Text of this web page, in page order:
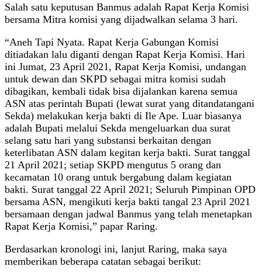
Salah satu keputusan Banmus adalah Rapat Kerja Komisi
bersama Mitra komisi yang dijadwalkan selama 3 hari.
“Aneh Tapi Nyata. Rapat Kerja Gabungan Komisi
ditiadakan lalu diganti dengan Rapat Kerja Komisi. Hari
ini Jumat, 23 April 2021, Rapat Kerja Komisi, undangan
untuk dewan dan SKPD sebagai mitra komisi sudah
dibagikan, kembali tidak bisa dijalankan karena semua
ASN atas perintah Bupati (lewat surat yang ditandatangani
Sekda) melakukan kerja bakti di Ile Ape. Luar biasanya
adalah Bupati melalui Sekda mengeluarkan dua surat
selang satu hari yang substansi berkaitan dengan
keterlibatan ASN dalam kegitan kerja bakti. Surat tanggal
21 April 2021; setiap SKPD mengutus 5 orang dan
kecamatan 10 orang untuk bergabung dalam kegiatan
bakti. Surat tanggal 22 April 2021; Seluruh Pimpinan OPD
bersama ASN, mengikuti kerja bakti tangal 23 April 2021
bersamaan dengan jadwal Banmus yang telah menetapkan
Rapat Kerja Komisi,” papar Raring.
Berdasarkan kronologi ini, lanjut Raring, maka saya
memberikan beberapa catatan sebagai berikut: